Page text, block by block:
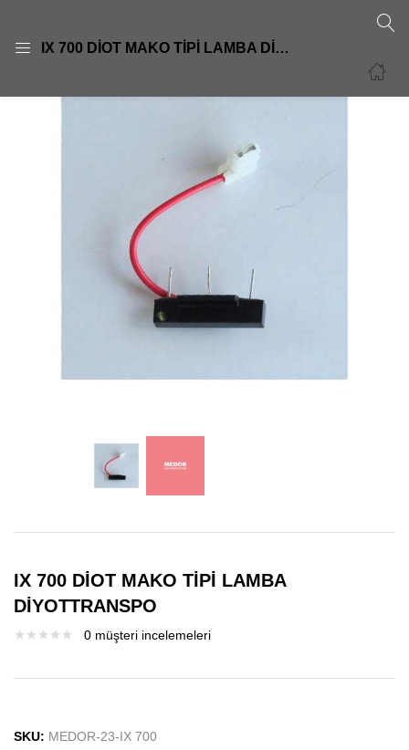
IX 700 DİOT MAKO TİPİ LAMBA DİYOTTRANSPO
IX 700 DİOT MAKO TİPİ LAMBA
DİYOTTRANSPO
0 müşteri incelemeleri
SKU: MEDOR-23-IX 700